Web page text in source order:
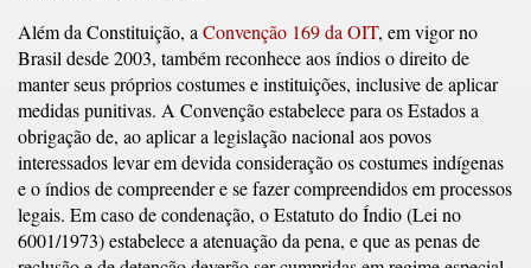
Além da Constituição, a Convenção 169 da OIT, em vigor no
Brasil desde 2003, também reconhece aos índios o direito de
manter seus próprios costumes e instituições, inclusive de aplicar
medidas punitivas. A Convenção estabelece para os Estados a
obrigação de, ao aplicar a legislação nacional aos povos
interessados levar em devida consideração os costumes indígenas
e o índios de compreender e se fazer compreendidos em processos
legais. Em caso de condenação, o Estatuto do Índio (Lei no
6001/1973) estabelece a atenuação da pena, e que as penas de